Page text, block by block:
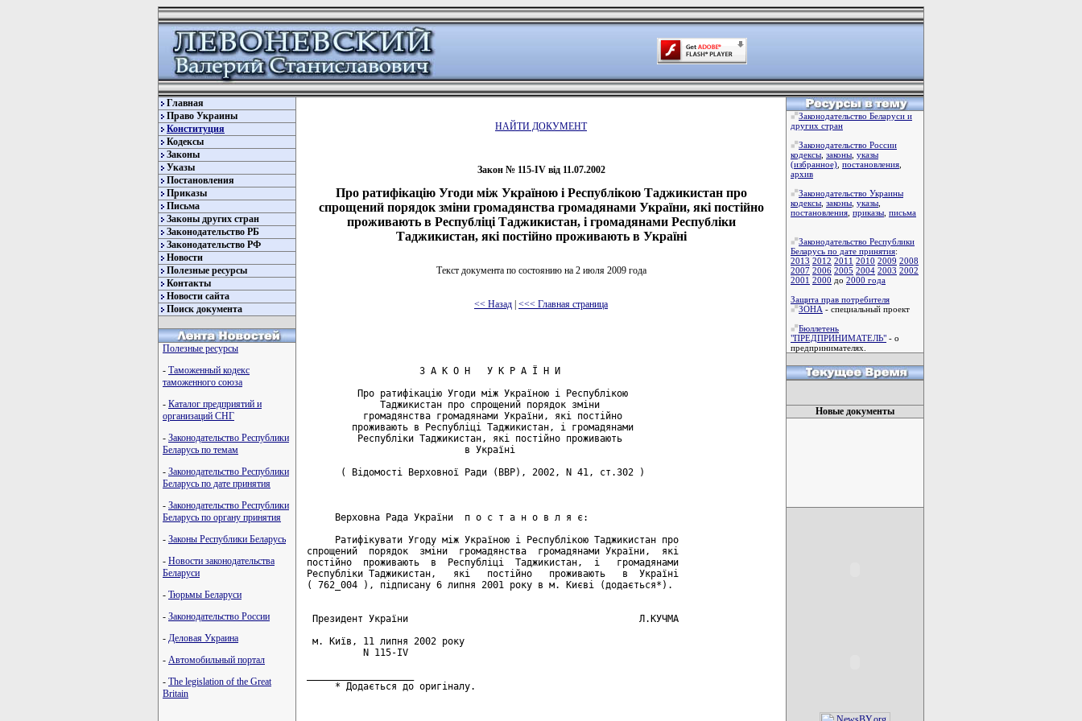
Главная
Право Украины
Конституция
Кодексы
Законы
Указы
Постановления
Приказы
Письма
Законы других стран
Законодательство РБ
Законодательство РФ
Новости
Полезные ресурсы
Контакты
Новости сайта
Поиск документа
Полезные ресурсы
- Таможенный кодекс
таможенного союза
- Каталог предприятий и
организаций СНГ
- Законодательство Республики
Беларусь по темам
- Законодательство Республики
Беларусь по дате принятия
- Законодательство Республики
Беларусь по органу принятия
- Законы Республики Беларусь
- Новости законодательства
Беларуси
- Тюрьмы Беларуси
- Законодательство России
- Деловая Украина
- Автомобильный портал
- The legislation of the Great
Britain
НАЙТИ ДОКУМЕНТ
Закон № 115-IV від 11.07.2002
Про ратифікацію Угоди між Україною і Республікою Таджикистан про
спрощений порядок зміни громадянства громадянами України, які постійно
проживають в Республіці Таджикистан, і громадянами Республіки
Таджикистан, які постійно проживають в Україні
Текст документа по состоянию на 2 июля 2009 года
<< Назад | <<< Главная страница
                    З А К О Н   У К Р А Ї Н И
         Про ратифікацію Угоди між Україною і Республікою
             Таджикистан про спрощений порядок зміни
          громадянства громадянами України, які постійно
        проживають в Республіці Таджикистан, і громадянами
         Республіки Таджикистан, які постійно проживають
                            в Україні
      ( Відомості Верховної Ради (ВВР), 2002, N 41, ст.302 )
     Верховна Рада України  п о с т а н о в л я є:
     Ратифікувати Угоду між Україною і Республікою Таджикистан про
спрощений  порядок  зміни  громадянства  громадянами України,  які
постійно  проживають  в  Республіці  Таджикистан,  і   громадянами
Республіки Таджикистан,   які   постійно   проживають   в  Україні
( 762_004 ), підписану 6 липня 2001 року в м. Києві (додається*).
Президент України                                         Л.КУЧМА
м. Київ, 11 липня 2002 року
          N 115-IV
     * Додається до оригіналу.
Законодательство Беларуси и
других стран
Законодательство России
кодексы законы указы
(избранное) постановления
архив
Законодательство Украины
кодексы законы указы
постановления приказы письма
Законодательство Республики
Беларусь по дате принятия:
2013 2012 2011 2010 2009 2008
2007 2006 2005 2004 2003 2002
2001 2000 до 2000 года
Защита прав потребителя
ЗОНА - специальный проект
Бюллетень
"ПРЕДПРИНИМАТЕЛЬ" - о
предпринимателях.
Новые документы